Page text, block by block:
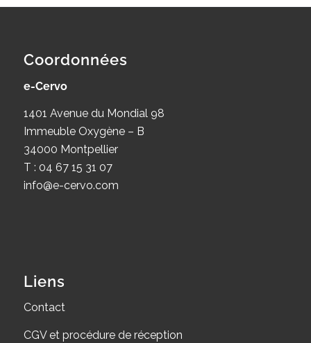
Coordonnées
e-Cervo
1401 Avenue du Mondial 98
Immeuble Oxygène – B
34000 Montpellier
T : 04 67 15 31 07
info@e-cervo.com
Liens
Contact
CGV et procédure de réception